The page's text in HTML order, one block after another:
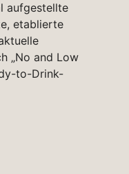
aufgestellte
etablierte
„No and Low
to-Drink-